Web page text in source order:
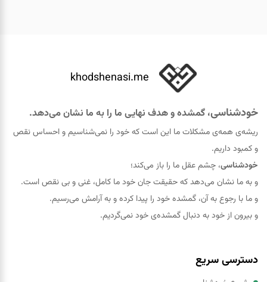
khodshenasi.me
خودشناسی، گمشده و هدف نهایی ما را به ما نشان می‌دهد.
ریشه‌ی همه‌ی مشکلات ما این است که خود را نمی‌شناسیم و احساس نقص
و کمبود داریم.
خودشناسی، چشم عقل ما را باز می‌کند؛
و به ما نشان می‌دهد که حقيقت جان خود ما کامل، غنی و بی نقص است.
و ما با رجوع به آن، گمشده خود را پيدا کرده و به آرامش می‌رسیم.
و بیرون از خود به دنبال گمشده‌ی خود نمی‌گردیم.
دسترسی سریع